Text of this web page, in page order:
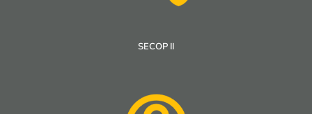
SECOP II